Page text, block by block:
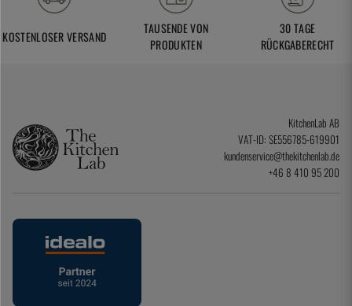
KOSTENLOSER VERSAND
TAUSENDE VON
PRODUKTEN
30 TAGE
RÜCKGABERECHT
KitchenLab AB
VAT-ID: SE556785-619901
kundenservice@thekitchenlab.de
+46 8 410 95 200